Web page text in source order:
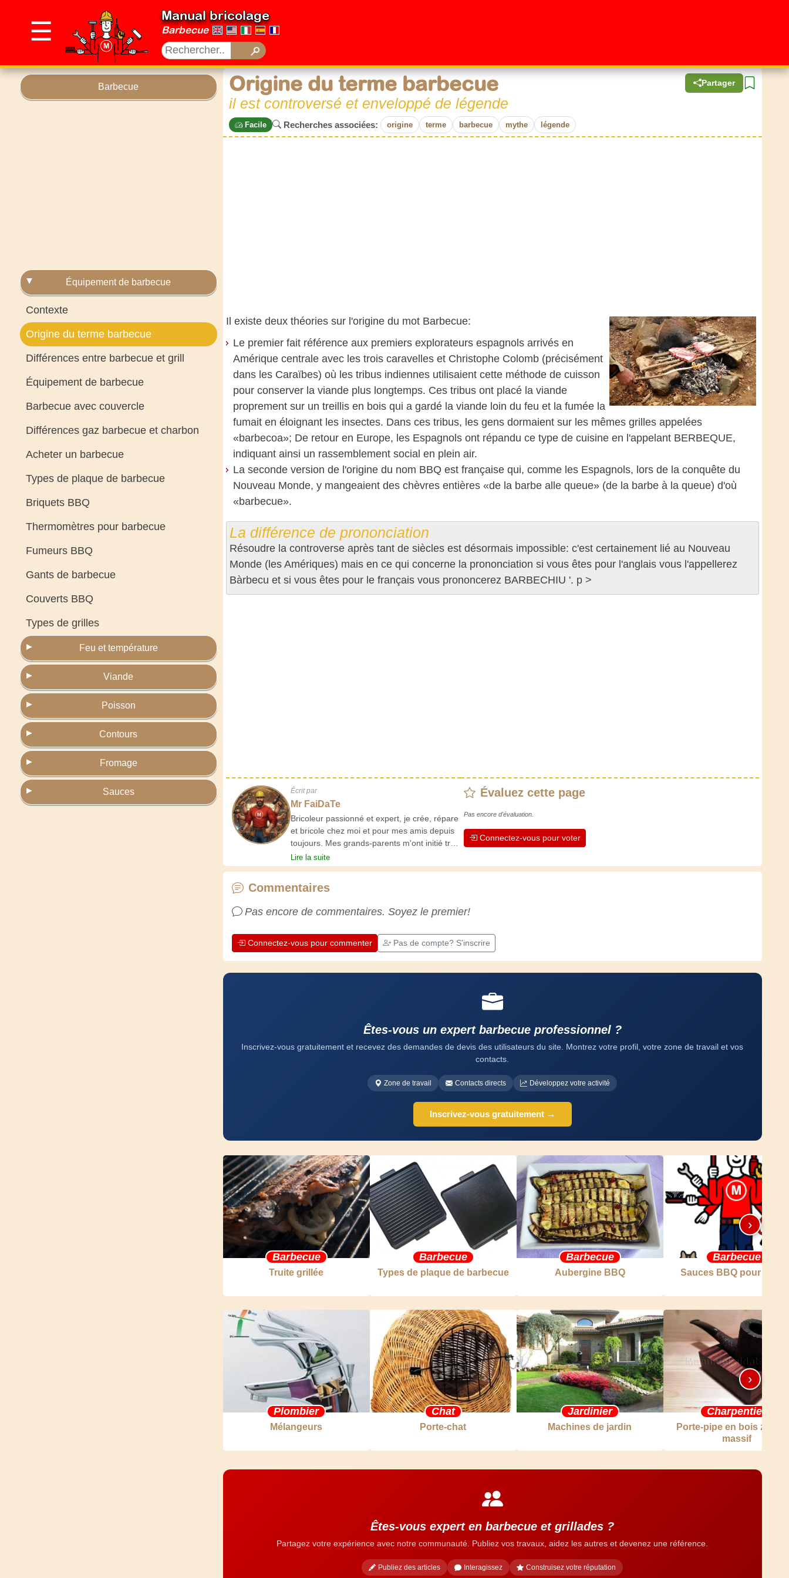
☰
Manual bricolage
Barbecue
Barbecue
Équipement de barbecue
Contexte
Origine du terme barbecue
Différences entre barbecue et grill
Équipement de barbecue
Barbecue avec couvercle
Différences gaz barbecue et charbon
Acheter un barbecue
Types de plaque de barbecue
Briquets BBQ
Thermomètres pour barbecue
Fumeurs BBQ
Gants de barbecue
Couverts BBQ
Types de grilles
Feu et température
Viande
Poisson
Contours
Fromage
Sauces
Partager
Origine du terme barbecue
il est controversé et enveloppé de légende
Facile Recherches associées: origine terme barbecue mythe légende
Il existe deux théories sur l'origine du mot Barbecue:
Le premier fait référence aux premiers explorateurs espagnols arrivés en
Amérique centrale avec les trois caravelles et Christophe Colomb (précisément
dans les Caraïbes) où les tribus indiennes utilisaient cette méthode de cuisson
pour conserver la viande plus longtemps. Ces tribus ont placé la viande
proprement sur un treillis en bois qui a gardé la viande loin du feu et la fumée la
fumait en éloignant les insectes. Dans ces tribus, les gens dormaient sur les mêmes grilles appelées
«barbecoa»; De retour en Europe, les Espagnols ont répandu ce type de cuisine en l'appelant BERBEQUE,
indiquant ainsi un rassemblement social en plein air.
La seconde version de l'origine du nom BBQ est française qui, comme les Espagnols, lors de la conquête du
Nouveau Monde, y mangeaient des chèvres entières «de la barbe alle queue» (de la barbe à la queue) d'où
«barbecue».
La différence de prononciation
Résoudre la controverse après tant de siècles est désormais impossible: c'est certainement lié au Nouveau
Monde (les Amériques) mais en ce qui concerne la prononciation si vous êtes pour l'anglais vous l'appellerez
Bàrbecu et si vous êtes pour le français vous prononcerez BARBECHIU '. p >
Écrit par
Mr FaiDaTe
Bricoleur passionné et expert, je crée, répare
et bricole chez moi et pour mes amis depuis
toujours. Mes grands-parents m'ont initié très
jeune, et depuis, j'ai acquis une riche
expérience. L'expérience est essentielle ! Elle
apprécier le dévouement des artisans
chaque jour est une occasion de progresser.
Lire la suite
Évaluez cette page
Pas encore d'évaluation.
Connectez-vous pour voter
Commentaires
Pas encore de commentaires. Soyez le premier!
Connectez-vous pour commenter Pas de compte? S'inscrire
Êtes-vous un expert barbecue professionnel ?
Inscrivez-vous gratuitement et recevez des demandes de devis des utilisateurs du site. Montrez votre profil, votre zone de travail et vos
contacts.
Zone de travail Contacts directs Développez votre activité
Inscrivez-vous gratuitement →
Barbecue
Truite grillée
Barbecue
Types de plaque de barbecue
Barbecue
Aubergine BBQ
Barbecue
Sauces BBQ pour
›
Plombier
Mélangeurs
Chat
Porte-chat
Jardinier
Machines de jardin
Charpentier
Porte-pipe en bois
massif
›
Êtes-vous expert en barbecue et grillades ?
Partagez votre expérience avec notre communauté. Publiez vos travaux, aidez les autres et devenez une référence.
Publiez des articles Interagissez Construisez votre réputation